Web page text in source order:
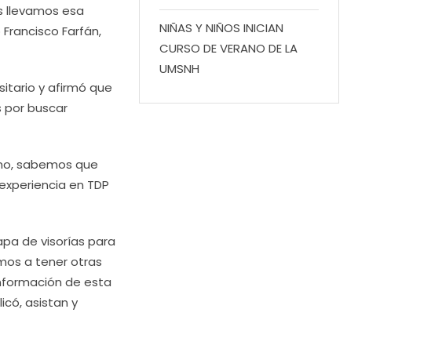
llevamos esa
Farfán,
y afirmó que
por buscar
sabemos que
en TDP
de visorías para
a tener otras
de esta
asistan y
NIÑAS Y NIÑOS INICIAN
CURSO DE VERANO DE LA
UMSNH